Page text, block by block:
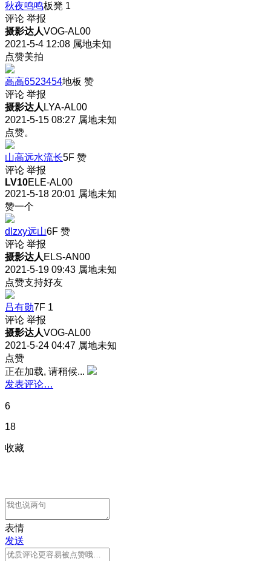
秋夜鸣鸣板凳 1
评论 举报
摄影达人VOG-AL00
2021-5-4 12:08 属地未知
点赞美拍
高高6523454地板 赞
评论 举报
摄影达人 LYA-AL00
2021-5-15 08:27 属地未知
点赞。
山高远水流长5F 赞
评论 举报
LV10ELE-AL00
2021-5-18 20:01 属地未知
赞一个
dlzxy远山6F 赞
评论 举报
摄影达人 ELS-AN00
2021-5-19 09:43 属地未知
点赞支持好友
吕有勋7F 1
评论 举报
摄影达人VOG-AL00
2021-5-24 04:47 属地未知
点赞
正在加载, 请稍候...
发表评论…
6
18
收藏
表情
发送